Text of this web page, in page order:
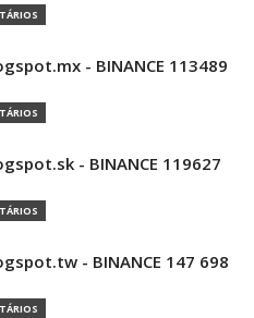
- BINANCE 113489
- BINANCE 119627
- BINANCE 147 698